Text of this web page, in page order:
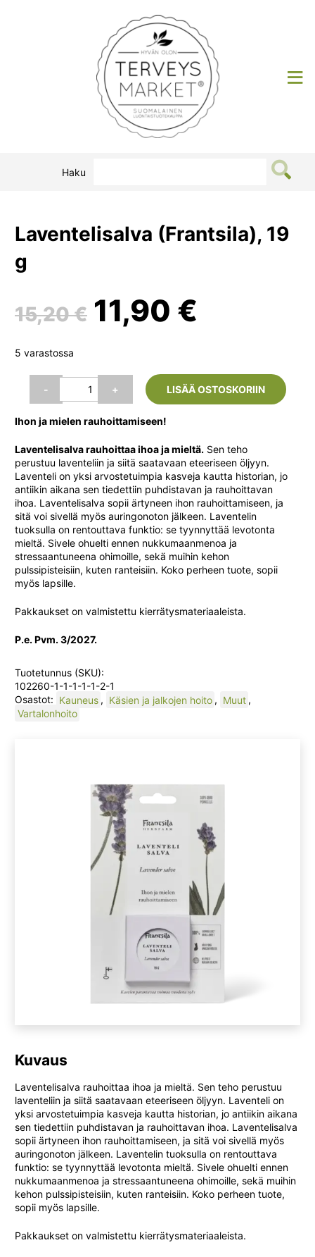
Terveysmarket
Haku
Laventelisalva (Frantsila), 19
g
15,20€ Alkuperäinen
oli:
15,20 €.
11,90 €
on:
5 varastossa
-
Laventelisalva
(Frantsila),
g
+ LISÄÄ OSTOSKORIIN
Ihon ja mielen rauhoittamiseen!
Laventelisalva rauhoittaa ihoa ja mieltä. Sen teho
perustuu laventeliin ja siitä saatavaan eteeriseen öljyyn.
Laventeli on yksi arvostetuimpia kasveja kautta historian, jo
antiikin aikana sen tiedettiin puhdistavan ja rauhoittavan
ihoa. Laventelisalva sopii ärtyneen ihon rauhoittamiseen, ja
sitä voi sivellä myös auringonoton jälkeen. Laventelin
tuoksulla on rentouttava funktio: se tyynnyttää levotonta
mieltä. Sivele ohuelti ennen nukkumaanmenoa ja
stressaantuneena ohimoille, sekä muihin kehon
pulssipisteisiin, kuten ranteisiin. Koko perheen tuote, sopii
myös lapsille.
Pakkaukset on valmistettu kierrätysmateriaaleista.
P.e. Pvm. 3/2027.
Tuotetunnus (SKU):
102260-1-1-1-1-1-2-1
Osastot: Kauneus , Käsien ja jalkojen hoito , Muut ,
Vartalonhoito
Kuvaus
Laventelisalva rauhoittaa ihoa ja mieltä. Sen teho perustuu
laventeliin ja siitä saatavaan eteeriseen öljyyn. Laventeli on
yksi arvostetuimpia kasveja kautta historian, jo antiikin aikana
sen tiedettiin puhdistavan ja rauhoittavan ihoa. Laventelisalva
sopii ärtyneen ihon rauhoittamiseen, ja sitä voi sivellä myös
auringonoton jälkeen. Laventelin tuoksulla on rentouttava
funktio: se tyynnyttää levotonta mieltä. Sivele ohuelti ennen
nukkumaanmenoa ja stressaantuneena ohimoille, sekä muihin
kehon pulssipisteisiin, kuten ranteisiin. Koko perheen tuote,
sopii myös lapsille.
Pakkaukset on valmistettu kierrätysmateriaaleista.